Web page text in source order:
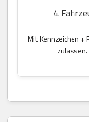
4.
Mit Kennzeichen +
zulassen.